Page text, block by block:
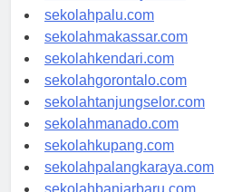
sekolahsurabaya.com
sekolahpalu.com
sekolahmakassar.com
sekolahkendari.com
sekolahgorontalo.com
sekolahtanjungselor.com
sekolahmanado.com
sekolahkupang.com
sekolahpalangkaraya.com